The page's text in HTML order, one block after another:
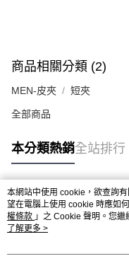
商品相關分類 (2)
MEN-皮夾 短夾
全部商品
本分類熱銷全站排行
熱門標籤
本網站中使用 cookie，欲查詢
望在電腦上使用 cookie 時應如
權條款 」之 Cookie 聲明。您
用條款之 Cookie 聲明使用
了解更多 >